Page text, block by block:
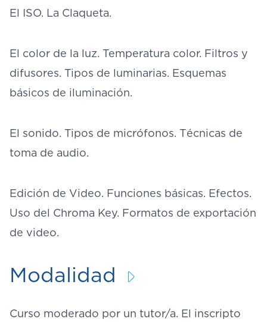
El ISO. La Claqueta.
El color de la luz. Temperatura color. Filtros y
difusores. Tipos de luminarias. Esquemas
básicos de iluminación.
El sonido. Tipos de micrófonos. Técnicas de
toma de audio.
Edición de Video. Funciones básicas. Efectos.
Uso del Chroma Key. Formatos de exportación
de video.
Modalidad
Curso moderado por un tutor/a. El inscripto